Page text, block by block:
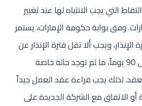
التي يجب الانتباه لها عند تغيير
وفق بوابة حكومة الإمارات، يستمر
الإنذار، ويجب ألا تقل فترة الإنذار عن
30 يوماً وألا تزيد على 90 يوماً، ما لم توجد حالة خاصة
لذلك يجب قراءة عقد العمل جيداً
أو الاتفاق مع الشركة الجديدة على